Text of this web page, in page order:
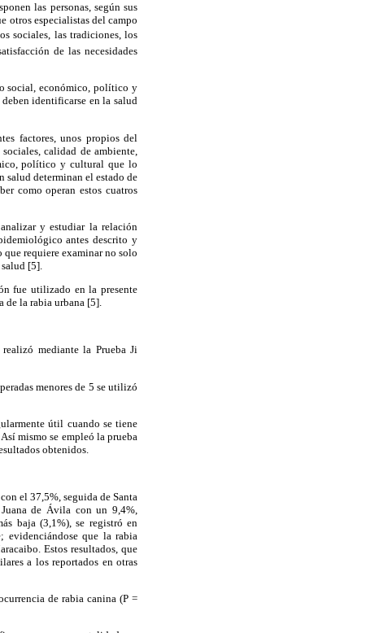
las personas, según sus
otros especialistas del campo
sociales, las tradiciones, los
de las necesidades
social, económico, político y
identificarse en la salud
factores, unos propios del
calidad de ambiente,
político y cultural que lo
salud determinan el estado de
como operan estos cuatros
y estudiar la relación
antes descrito y
requiere examinar no solo
[5].
fue utilizado en la presente
la rabia urbana [5].
mediante la Prueba Ji
menores de 5 se utilizó
útil cuando se tiene
mismo se empleó la prueba
obtenidos.
el 37,5%, seguida de Santa
de Ávila con un 9,4%,
baja (3,1%), se registró en
evidenciándose que la rabia
Estos resultados, que
a los reportados en otras
de rabia canina (P =